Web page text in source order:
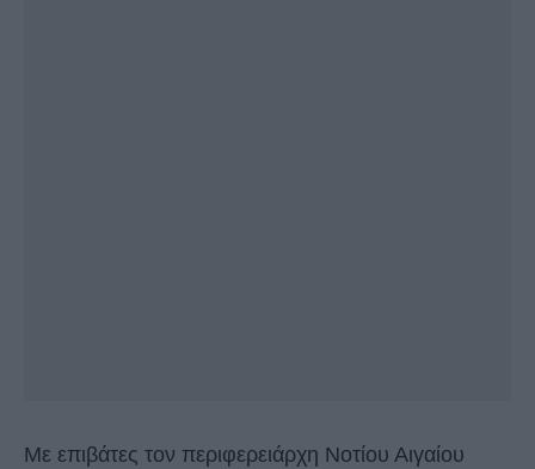
Με επιβάτες τον περιφερειάρχη Νοτίου Αιγαίου